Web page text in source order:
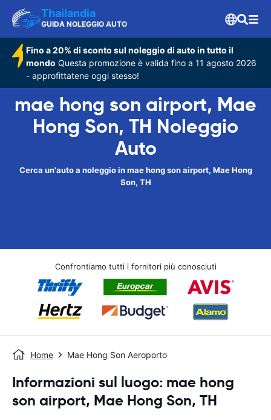
Thailandia
GUIDA NOLEGGIO AUTO
Fino a 20% di sconto sul noleggio di auto in tutto il
mondo Questa promozione è valida fino a 11 agosto 2026
- approfittatene oggi stesso!
mae hong son airport, Mae
Hong Son, TH Noleggio
Auto
Cerca un'auto a noleggio in mae hong son airport, Mae Hong
Son, TH
Confrontiamo tutti i fornitori più conosciuti
Home Mae Hong Son Aeroporto
Informazioni sul luogo: mae hong
son airport, Mae Hong Son, TH